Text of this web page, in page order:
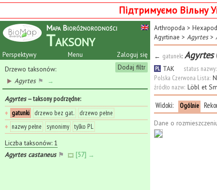
Підтримуємо Вільну
Mapa Bioróżnorodności
Taksony
Perspektywy Zaloguj się
Menu
Dodaj filtr
Drzewo taksonów:
Agyrtes⚑ →
Agyrtes— taksony podrzędne:
♦ gatunki drzewo bez gat.
drzewo pełne
♦ nazwy pełne synonimy tylko PL
Liczba taksonów: 1
Agyrtes castaneus⚑ [57] →
Arthropoda >
Agyrtinae > Agyrtes>
← gatunek: Agyrtes
PL TAK
status nazwy:
Polska Czerwona Lista:
źródło nazw: Löbl et
Widoki: Ogólnie
Dane o